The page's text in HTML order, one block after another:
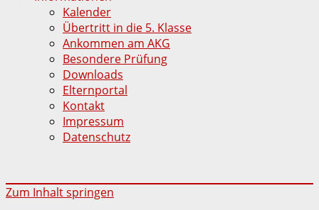
Kalender
Übertritt in die 5. Klasse
Ankommen am AKG
Besondere Prüfung
Downloads
Elternportal
Kontakt
Impressum
Datenschutz
Zum Inhalt springen